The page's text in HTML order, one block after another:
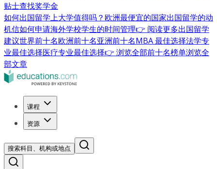
贴士查找奖学金
如何出国留学上大学值得吗？ 欧洲最便宜的国家出国留学的动
机信如何申请海外学校学生的时间管理👉 阅读更多出国留学
建议世界前十名欧洲前十名亚洲前十名MBA 最佳选择法学专
业最佳选择医疗专业最佳选择👉 浏览全部前十名榜单浏览全
部文章
课程
资源
搜索科目、机构或地点